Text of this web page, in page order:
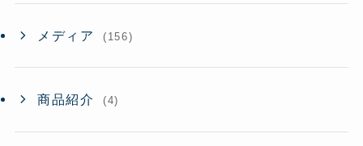
メディア (156)
商品紹介 (4)